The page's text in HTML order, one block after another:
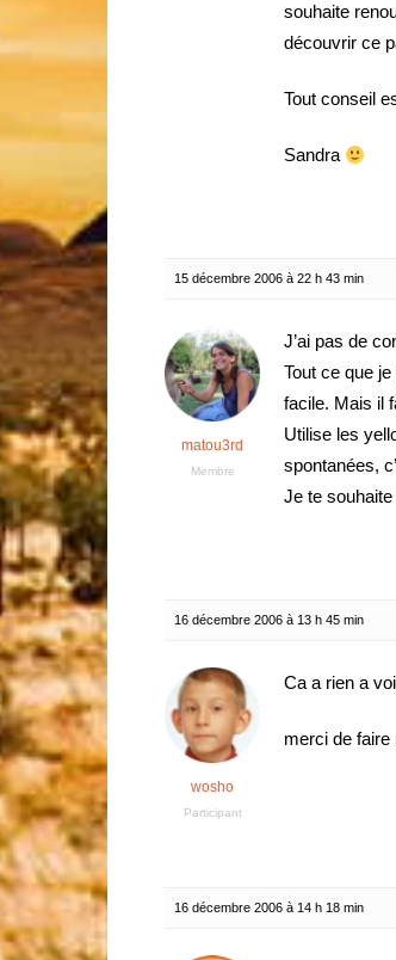
souhaite
découvrir ce
Tout conseil
Sandra
15 décembre 2006 à 22 h 43 min
matou3rd
Membre
J’ai pas de
Tout ce que je
facile. Mais il
Utilise les
spontanées,
Je te
16 décembre 2006 à 13 h 45 min
wosho
Participant
Ca a rien a
merci de
16 décembre 2006 à 14 h 18 min